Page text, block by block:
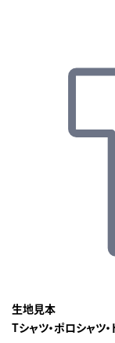
生地見本
Tシャツ・ポロシャツ